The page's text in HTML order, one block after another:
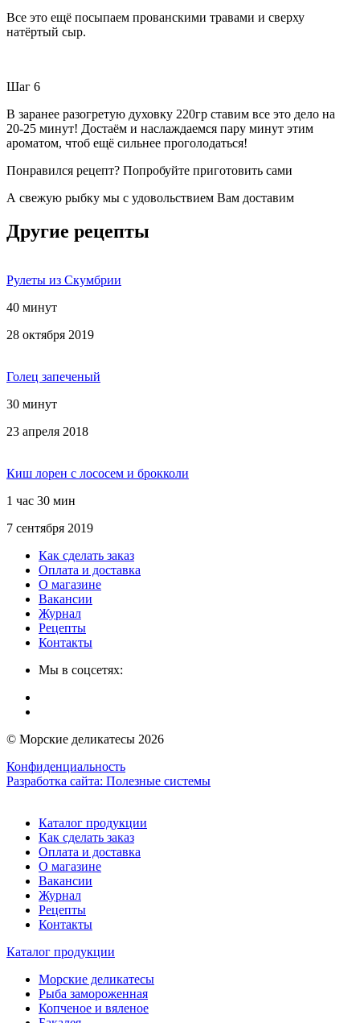
Все это ещё посыпаем прованскими травами и сверху
натёртый сыр.
Шаг 6
В заранее разогретую духовку 220гр ставим все это дело на
20-25 минут! Достаём и наслаждаемся пару минут этим
ароматом, чтоб ещё сильнее проголодаться!
Понравился рецепт? Попробуйте приготовить сами
А свежую рыбку мы с удовольствием Вам доставим
Другие рецепты
Рулеты из Скумбрии
40 минут
28 октября 2019
Голец запеченый
30 минут
23 апреля 2018
Киш лорен с лососем и брокколи
1 час 30 мин
7 сентября 2019
Как сделать заказ
Оплата и доставка
О магазине
Вакансии
Журнал
Рецепты
Контакты
Мы в соцсетях:
© Морские деликатесы 2026
Конфиденциальность
Разработка сайта: Полезные системы
Каталог продукции
Как сделать заказ
Оплата и доставка
О магазине
Вакансии
Журнал
Рецепты
Контакты
Каталог продукции
Морские деликатесы
Рыба замороженная
Копченое и вяленое